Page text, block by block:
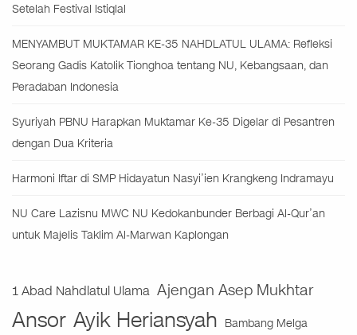
Setelah Festival Istiqlal
MENYAMBUT MUKTAMAR KE-35 NAHDLATUL ULAMA: Refleksi
Seorang Gadis Katolik Tionghoa tentang NU, Kebangsaan, dan
Peradaban Indonesia
Syuriyah PBNU Harapkan Muktamar Ke-35 Digelar di Pesantren
dengan Dua Kriteria
Harmoni Iftar di SMP Hidayatun Nasyi’ien Krangkeng Indramayu
NU Care Lazisnu MWC NU Kedokanbunder Berbagi Al-Qur’an
untuk Majelis Taklim Al-Marwan Kaplongan
1 Abad Nahdlatul Ulama Ajengan Asep Mukhtar
Ansor Ayik Heriansyah Bambang Melga